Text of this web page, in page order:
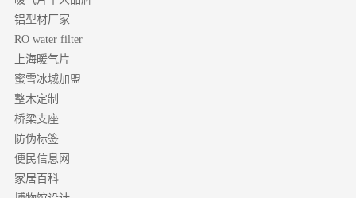
铝型材厂家
RO water filter
上海暖气片
蜜雪冰城加盟
整木定制
桥梁支座
防伪标签
便民信息网
家居百科